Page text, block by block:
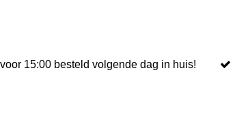
15:00 besteld volgende dag in huis!